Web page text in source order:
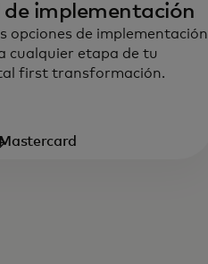
de implementación
opciones de implementación
cualquier etapa de tu
first transformación.